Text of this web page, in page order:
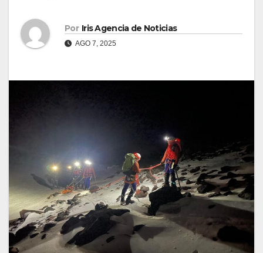
Por Iris Agencia de Noticias
AGO 7, 2025